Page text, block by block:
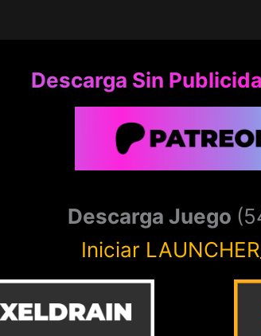
Descarga Sin
Descarga Juego
Iniciar